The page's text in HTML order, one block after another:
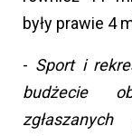
były prawie 4
- Sport i
budżecie